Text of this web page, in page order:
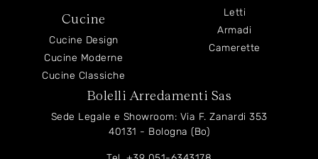
Cucine
Cucine Design
Cucine Moderne
Cucine Classiche
Letti
Armadi
Camerette
Bolelli Arredamenti Sas
Sede Legale e Showroom: Via F. Zanardi 353
40131 - Bologna (Bo)